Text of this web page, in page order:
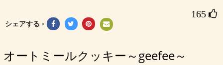
165 
シェアする ›
オートミールクッキー～geefee～